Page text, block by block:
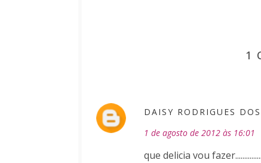
1
DAISY RODRIGUES
1 de agosto de 2012 às 16:01
que delicia vou